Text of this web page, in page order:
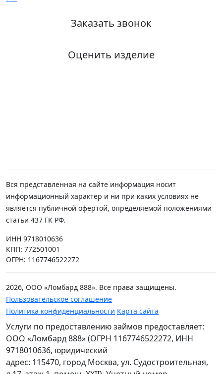
Заказать звонок
Оценить изделие
Вся представленная на сайте информация носит
информационный характер и ни при каких условиях не
является публичной офертой, определяемой положениями
статьи 437 ГК РФ.
ИНН 9718010636
КПП: 772501001
ОГРН: 1167746522272
2026, ООО «Ломбард 888». Все права защищены.
Пользовательское соглашение
Политика конфиденциальности Карта сайта
Услуги по предоставлению займов предоставляет:
ООО «Ломбард 888» (ОГРН 1167746522272, ИНН
9718010636, юридический
адрес: 115470, город Москва, ул. Судостроительная,